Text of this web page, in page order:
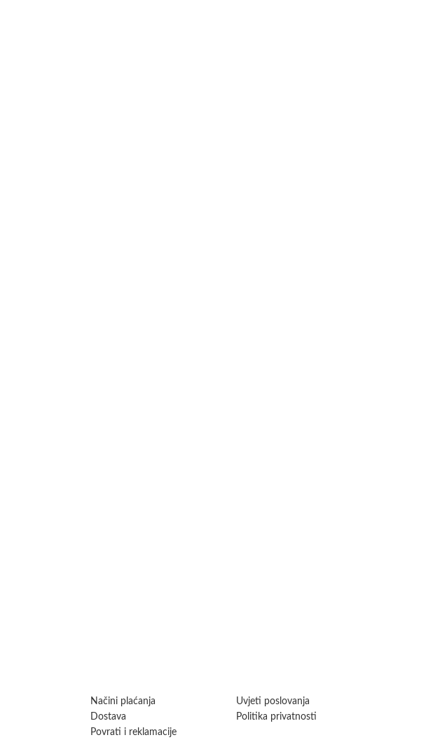
Načini plaćanja
Dostava
Povrati i reklamacije
Uvjeti poslovanja
Politika privatnosti